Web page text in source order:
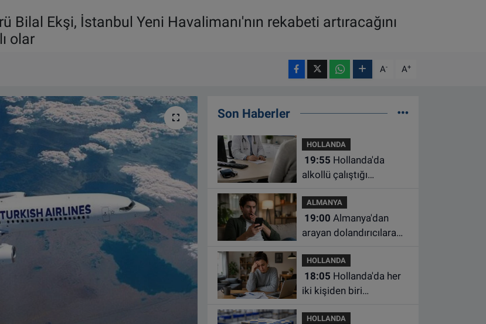
Bilal Ekşi, İstanbul Yeni Havalimanı'nın rekabeti artıracağını
olar
A- A+
Son Haberler
HOLLANDA
19:55
alkollü çalıştığı
çalışma yasağı
ALMANYA
19:00
arayan dolandırıcılara
HOLLANDA
18:05
iki kişiden biri
HOLLANDA